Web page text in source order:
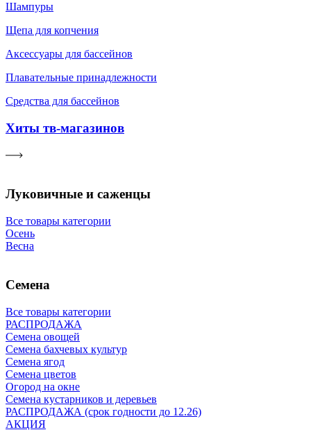
Шампуры
Щепа для копчения
Аксессуары для бассейнов
Плавательные принадлежности
Средства для бассейнов
Хиты тв-магазинов
Луковичные и саженцы
Все товары категории
Осень
Весна
Семена
Все товары категории
РАСПРОДАЖА
Семена овощей
Семена бахчевых культур
Семена ягод
Семена цветов
Огород на окне
Семена кустарников и деревьев
РАСПРОДАЖА (срок годности до 12.26)
АКЦИЯ